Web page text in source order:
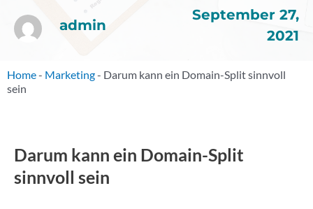
admin
September 27,
2021
Home- Marketing- Darum kann ein Domain-Split sinnvoll
sein
Darum kann ein Domain-Split
sinnvoll sein